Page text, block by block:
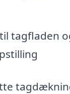
tagfladen